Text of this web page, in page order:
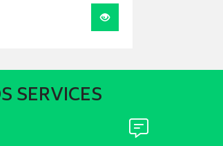
Visualiser
SERVICES